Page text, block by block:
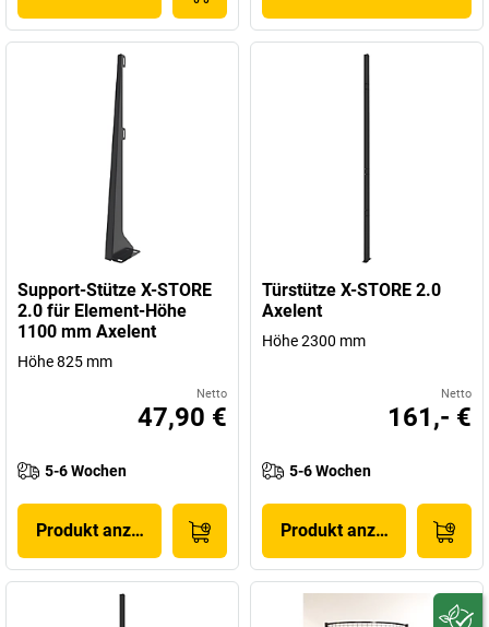
Support-Stütze X-STORE
2.0 für Element-Höhe
1100 mm Axelent
Höhe 825 mm
Netto
47,90 €
5-6 Wochen
Produkt anzeigen
Türstütze X-STORE 2.0
Axelent
Höhe 2300 mm
Netto
161,- €
5-6 Wochen
Produkt anzeigen